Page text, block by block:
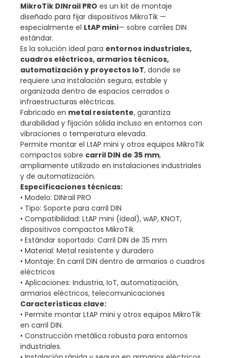
MikroTik DINrail PRO es un kit de montaje
diseñado para fijar dispositivos MikroTik —
especialmente el LtAP mini— sobre carriles DIN
estándar.
Es la solución ideal para entornos industriales,
cuadros eléctricos, armarios técnicos,
automatización y proyectos IoT, donde se
requiere una instalación segura, estable y
organizada dentro de espacios cerrados o
infraestructuras eléctricas.
Fabricado en metal resistente, garantiza
durabilidad y fijación sólida incluso en entornos con
vibraciones o temperatura elevada.
Permite montar el LtAP mini y otros equipos MikroTik
compactos sobre carril DIN de 35 mm,
ampliamente utilizado en instalaciones industriales
y de automatización.
Especificaciones técnicas:
• Modelo: DINrail PRO
• Tipo: Soporte para carril DIN
• Compatibilidad: LtAP mini (ideal), wAP, KNOT,
dispositivos compactos MikroTik
• Estándar soportado: Carril DIN de 35 mm
• Material: Metal resistente y duradero
• Montaje: En carril DIN dentro de armarios o cuadros
eléctricos
• Aplicaciones: Industria, IoT, automatización,
armarios eléctricos, telecomunicaciones
Características clave:
• Permite montar LtAP mini y otros equipos MikroTik
en carril DIN.
• Construcción metálica robusta para entornos
industriales.